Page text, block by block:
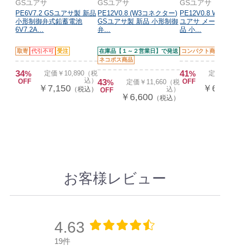
GSユアサ
PE6V7.2 GSユアサ製 新品
小形制御弁式鉛蓄電池
6V7.2A...
取寄 代引不可 受注
34%
OFF
定価￥10,890（税
込）
￥7,150 （税込）
GSユアサ
PE12V0.8 (W3コネクター)
GSユアサ製 新品 小形制御
弁...
在庫品【１～２営業日】で発送
ネコポス商品
43%
OFF
定価￥11,660（税
込）
￥6,600 （税込）
GSユアサ
PE12V0.8 WS
ユアサ メーカ
品 小...
コンパクト商品
41%
OFF
定価
￥
お客様レビュー
4.63
19件